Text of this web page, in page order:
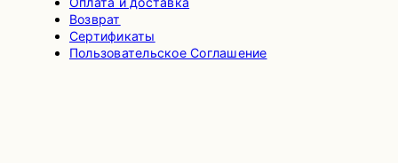
Возврат
Сертификаты
Пользовательское Соглашение